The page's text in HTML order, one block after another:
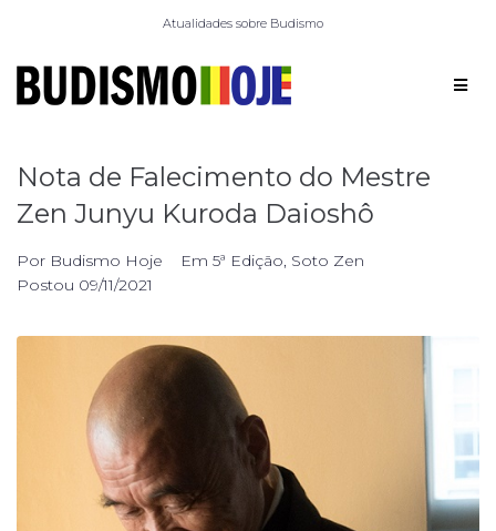
Atualidades sobre Budismo
Nota de Falecimento do Mestre
Zen Junyu Kuroda Daioshô
Por Budismo Hoje Em 5ª Edição, Soto Zen
Postou 09/11/2021